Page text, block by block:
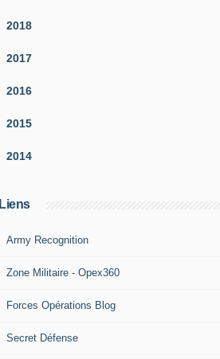
2018
2017
2016
2015
2014
Liens
Army Recognition
Zone Militaire - Opex360
Forces Opérations Blog
Secret Défense